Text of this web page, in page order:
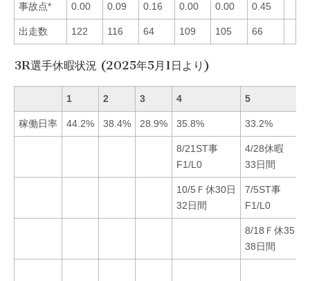
事故点* 0.00 0.09 0.16 0.00 0.00 0.45
出走数 122 116 64 109 105 66
3R選手休暇状況 (2025年5月1日より)
1 2 3 4 5
稼働日率 44.2% 38.4% 28.9% 35.8% 33.2%
8/21ST事
F1/L0
4/28休暇
33日間
10/5Ｆ休30日
32日間
7/5ST事
F1/L0
8/18Ｆ休35日
38日間